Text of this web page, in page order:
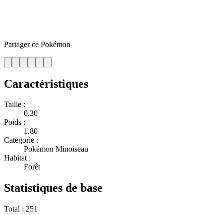
Partager ce Pokémon
Caractéristiques
Taille :
0.30
Poids :
1.80
Catégorie :
Pokémon Minoiseau
Habitat :
Forêt
Statistiques de base
Total : 251